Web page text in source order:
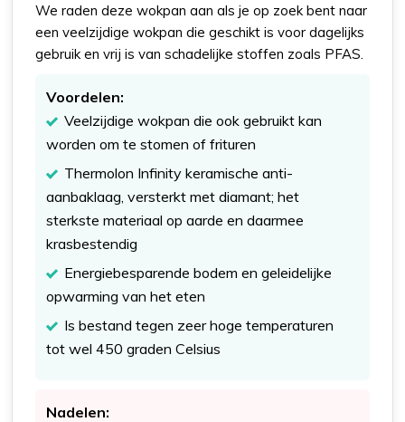
We raden deze wokpan aan als je op zoek bent naar
een veelzijdige wokpan die geschikt is voor dagelijks
gebruik en vrij is van schadelijke stoffen zoals PFAS.
Voordelen:
Veelzijdige wokpan die ook gebruikt kan
worden om te stomen of frituren
Thermolon Infinity keramische anti-
aanbaklaag, versterkt met diamant; het
sterkste materiaal op aarde en daarmee
krasbestendig
Energiebesparende bodem en geleidelijke
opwarming van het eten
Is bestand tegen zeer hoge temperaturen
tot wel 450 graden Celsius
Nadelen: